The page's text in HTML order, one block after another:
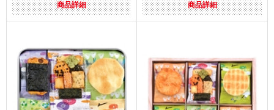
商品詳細 商品詳細